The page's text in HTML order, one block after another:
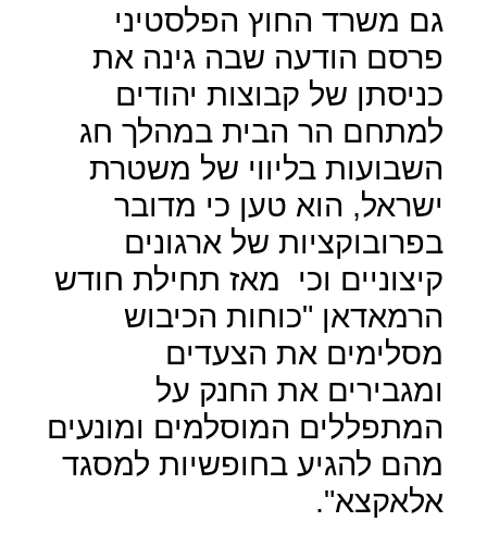
גם משרד החוץ הפלסטיני
פרסם הודעה שבה גינה את
כניסתן של קבוצות יהודים
למתחם הר הבית במהלך חג
השבועות בליווי של משטרת
ישראל, הוא טען כי מדובר
בפרובוקציות של ארגונים
קיצוניים וכי
מאז תחילת חודש
הרמאדאן "כוחות הכיבוש
מסלימים את הצעדים
ומגבירים את החנק על
המתפללים המוסלמים ומונעים
מהם להגיע בחופשיות למסגד
אלאקצא".